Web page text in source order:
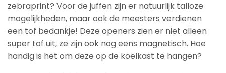
zebraprint? Voor de juffen zijn er natuurlijk talloze
mogelijkheden, maar ook de meesters verdienen
een tof bedankje! Deze openers zien er niet alleen
super tof uit, ze zijn ook nog eens magnetisch. Hoe
handig is het om deze op de koelkast te hangen?